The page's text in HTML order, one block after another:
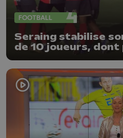
FOOTBALL
Seraing stabilise
de 10 joueurs, dont